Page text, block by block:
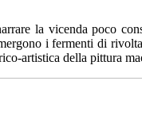
la vicenda poco
i fermenti di
artistica della pittura